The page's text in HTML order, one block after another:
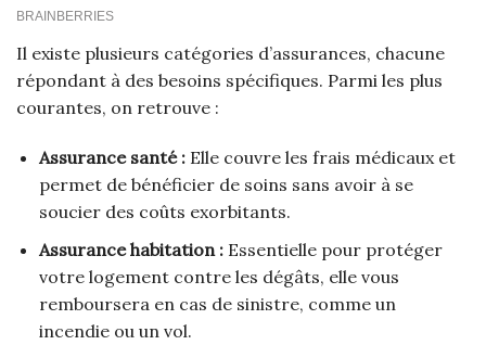
Il existe plusieurs catégories d’assurances, chacune
répondant à des besoins spécifiques. Parmi les plus
courantes, on retrouve :
Assurance santé :Elle couvre les frais médicaux et
permet de bénéficier de soins sans avoir à se
soucier des coûts exorbitants.
Assurance habitation :Essentielle pour protéger
votre logement contre les dégâts, elle vous
remboursera en cas de sinistre, comme un
incendie ou un vol.